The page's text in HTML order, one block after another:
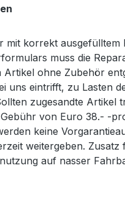
mit korrekt
muss die
ohne Zubehör
uns eintrifft, zu Lasten
zugesandte Artikel
von Euro 38.- -
keine
weitergeben.
auf nasser